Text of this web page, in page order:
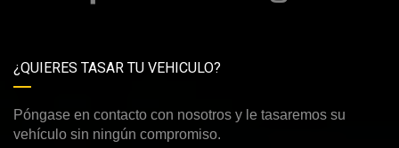
¿QUIERES TASAR TU VEHICULO?
Póngase en contacto con nosotros y le tasaremos su
vehículo sin ningún compromiso.